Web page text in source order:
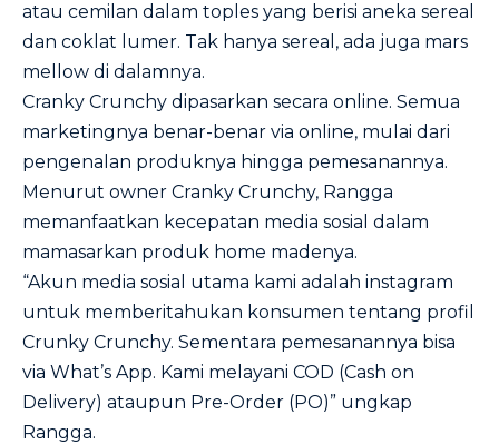
atau cemilan dalam toples yang berisi aneka sereal
dan coklat lumer. Tak hanya sereal, ada juga mars
mellow di dalamnya.
Cranky Crunchy dipasarkan secara online. Semua
marketingnya benar-benar via online, mulai dari
pengenalan produknya hingga pemesanannya.
Menurut owner Cranky Crunchy, Rangga
memanfaatkan kecepatan media sosial dalam
mamasarkan produk home madenya.
“Akun media sosial utama kami adalah instagram
untuk memberitahukan konsumen tentang profil
Crunky Crunchy. Sementara pemesanannya bisa
via What’s App. Kami melayani COD (Cash on
Delivery) ataupun Pre-Order (PO)” ungkap
Rangga.